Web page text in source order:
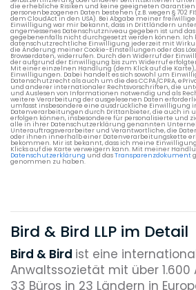
die erhebliche Risiken und keine geeigneten
personenbezogenen Daten bestehen (z.B. wegen § 702
dem CloudAct in den USA). Bei Abgabe meiner
Einwilligung war mir bekannt, dass in Drittländern
angemessenes Datenschutzniveau gegeben ist und
gegebenenfalls nicht durchgesetzt werden können. Ich
datenschutzrechtliche Einwilligung jederzeit mit
die Änderung meiner Cookie-Einstellungen oder das
Browserdaten, widerrufen. Durch den Widerruf der
der aufgrund der Einwilligung bis zum Widerruf
Mit einer einzelnen Handlung (dem Klick auf die
Einwilligungen. Dabei handelt es sich sowohl um
Datenschutzrecht als auch um die des CCPA/CPRA,
und anderer internationaler Rechtsvorschriften, die
und Auslesen von Informationen notwendig und als
weitere Verarbeitung der ausgelesenen Daten
umfasst insbesondere eine ausdrückliche Einwilligung
Datenverarbeitungen durch Drittanbieter, die auch in
erfolgen können, insbesondere für personalisierte und
alle in ihrer Datenschutzerklärung genannten
Unterauftragsverarbeiter und Verantwortliche, die
oder ihnen innerhalb einer Datenverarbeitungskette
bekommen. Mir ist bekannt, dass ich meine
Klicks auf die Karte verweigern kann. Mit meiner
Datenschutzerklärung und dasTransparenzdokument
genommen zu haben.
Bird & Bird LLP im Detail
Bird & Bird ist eine
Anwaltssozietät mit über 1.600
33 Büros in 23 Ländern in